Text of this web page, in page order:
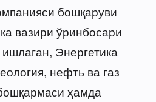
бошқаруви
вазири ўринбосари
Энергетика
нефть ва газ
ҳамда